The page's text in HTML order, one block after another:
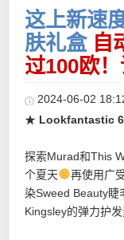
★ 邮费：全场满30
地利等地区，邮费
★ 退货：14天内无
★ 【Lookfantastic
购买直达链接在此
更多
★ 邮费：全场满30
★ 退货：14天内无
★ 【
这上新速
肤礼盒 自
过100欧
2024-06-02
★ Lookfantastic 6
探索Murad和This
个夏天
再使用广
染Sweed Beauty睫
Kingsley的弹力护